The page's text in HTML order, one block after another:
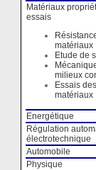
Matériaux
essais
matériaux
Etude de
milieux
Essais des
matériaux
Energétique
Régulation
électrotechnique
Automobile
Physique